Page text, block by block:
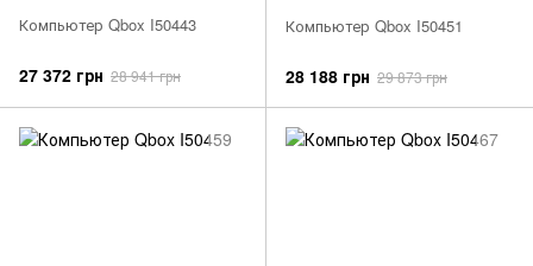
Компьютер Qbox I50443
27 372 грн 28 941 грн
Компьютер Qbox I50451
28 188 грн 29 873 грн